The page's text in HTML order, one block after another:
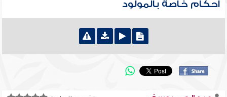
أحكام خاصة بالمولود